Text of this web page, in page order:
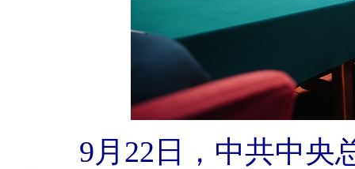
9月22日，中共中央